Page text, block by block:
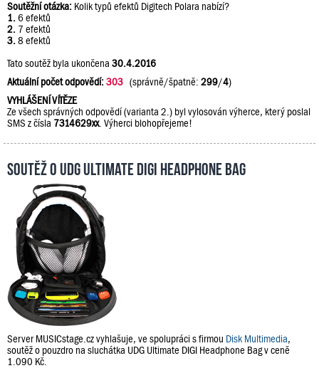
Soutěžní otázka: Kolik typů efektů Digitech Polara nabízí?
1. 6 efektů
2. 7 efektů
3. 8 efektů
Tato soutěž byla ukončena 30.4.2016
Aktuální počet odpovědí:303 (správně/špatně: 299/4)
VYHLÁŠENÍ VÍTĚZE
Ze všech správných odpovědí (varianta 2.) byl vylosován výherce, který poslal
SMS z čísla 7314629xx. Výherci blohopřejeme!
Soutěž o UDG Ultimate DIGI Headphone Bag
Server MUSICstage.cz vyhlašuje, ve spolupráci s firmou Disk Multimedia,
soutěž o pouzdro na sluchátka UDG Ultimate DIGI Headphone Bag v ceně
1.090 Kč.